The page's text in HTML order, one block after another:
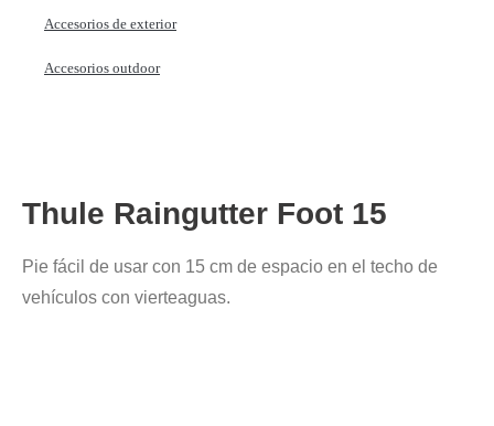
Accesorios de exterior
Accesorios outdoor
Thule Raingutter Foot 15
Pie fácil de usar con 15 cm de espacio en el techo de
vehículos con vierteaguas.